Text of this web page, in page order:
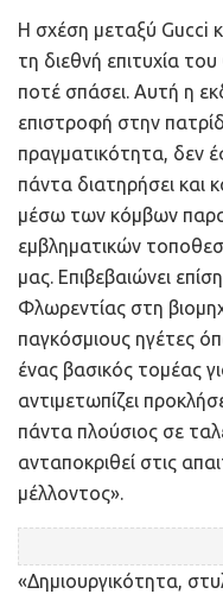
Η σχέση μεταξύ Gucci
τη διεθνή επιτυχία
ποτέ σπάσει. Αυτή η
επιστροφή στην
πραγματικότητα, δεν
πάντα διατηρήσει και
μέσω των κόμβων
εμβληματικών
μας. Επιβεβαιώνει
Φλωρεντίας στη
παγκόσμιους ηγέτες
ένας βασικός τομέας
αντιμετωπίζει
πάντα πλούσιος σε
ανταποκριθεί στις
μέλλοντος».
«Δημιουργικότητα,